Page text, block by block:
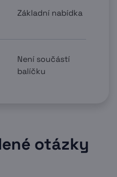
Základní nabídka
Není součástí
balíčku
otázky